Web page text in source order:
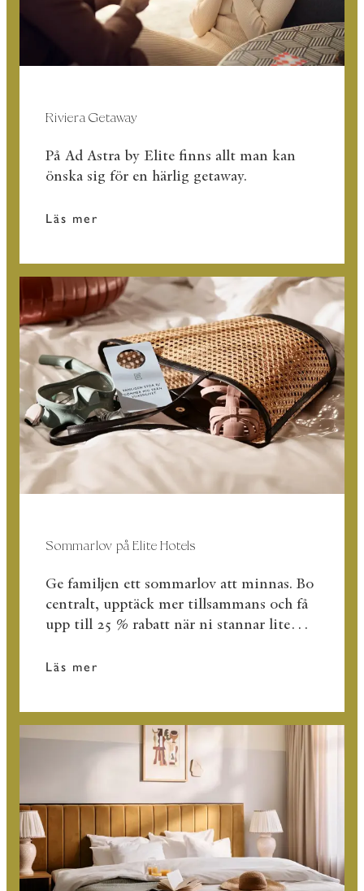
Riviera Getaway
På Ad Astra by Elite finns allt man kan
önska sig för en härlig getaway.
Läs mer
Sommarlov på Elite Hotels
Ge familjen ett sommarlov att minnas. Bo
centralt, upptäck mer tillsammans och få
upp till 25 % rabatt när ni stannar lite
Läs mer